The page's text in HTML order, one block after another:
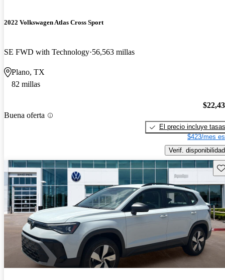
2022 Volkswagen Atlas Cross Sport
SE FWD with Technology 56,563 millas
Plano, TX
82 millas
Buena oferta
El precio incluye tasas
$423/mes
Verif. disponibilidad